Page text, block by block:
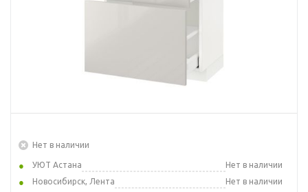
Нет в наличии
УЮТ Астана
Нет в наличии
Новосибирск, Лента
Нет в наличии